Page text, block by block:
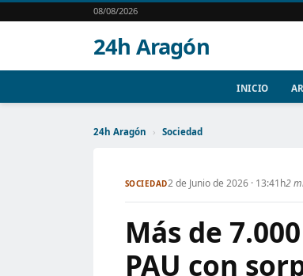
08/08/2026
24h Aragón
INICIO
24h Aragón › Sociedad
SOCIEDAD2 de Junio de 2026 · 13:41h2
Más de
PAU con